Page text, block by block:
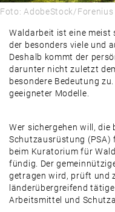
Foto: AdobeStock/Forenius
Waldarbeit ist eine meist
der besonders viele und
Deshalb kommt der
darunter nicht zuletzt
besondere Bedeutung
geeigneter Modelle.
Wer sichergehen will,
Schutzausrüstung (PSA)
beim Kuratorium für
fündig. Der
getragen wird, prüft und
länderübergreifend
Arbeitsmittel und